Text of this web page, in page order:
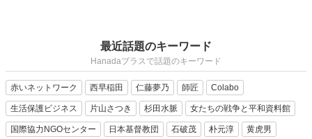
最近話題のキーワード
Hanadaプラスで話題のキーワード
赤いネットワーク 西早稲田 仁藤夢乃 師匠 Colabo
生活保護ビジネス 片山さつき 杉田水脈 女たちの戦争と平和資料館
国際協力NGOセンター 日本基督教団 石破茂 朴元淳 黄虎男